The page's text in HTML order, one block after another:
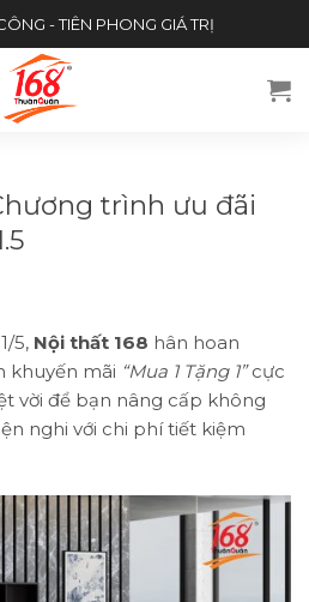
- TIÊN PHONG GIÁ TRỊ
trình ưu đãi
5, Nội thất 168 hân hoan
khuyến mãi “Mua 1 Tặng 1”cực
vời để bạn nâng cấp không
nghi với chi phí tiết kiệm